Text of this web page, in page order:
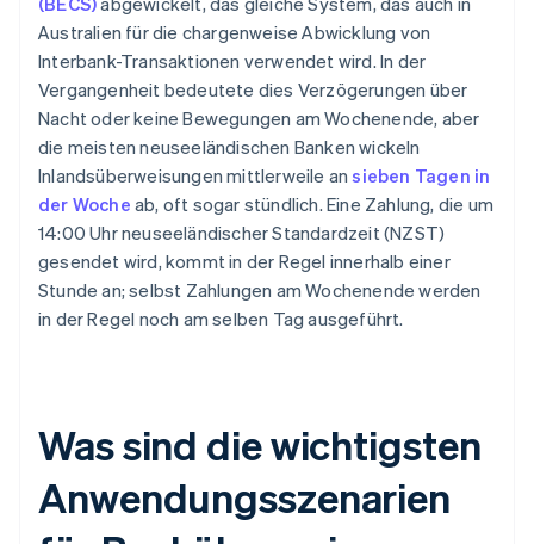
Australien für die chargenweise Abwicklung von
Interbank-Transaktionen verwendet wird. In der
Vergangenheit bedeutete dies Verzögerungen über
Nacht oder keine Bewegungen am Wochenende, aber
die meisten neuseeländischen Banken wickeln
Inlandsüberweisungen mittlerweile ansieben Tagen in
der Woche ab, oft sogar stündlich. Eine Zahlung, die um
14:00 Uhr neuseeländischer Standardzeit (NZST)
gesendet wird, kommt in der Regel innerhalb einer
Stunde an; selbst Zahlungen am Wochenende werden
in der Regel noch am selben Tag ausgeführt.
Was sind die wichtigsten
Anwendungsszenarien